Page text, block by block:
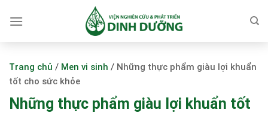
Trang chủ / Men vi sinh / Những thực phẩm giàu lợi khuẩn
tốt cho sức khỏe
Những thực phẩm giàu lợi khuẩn tốt